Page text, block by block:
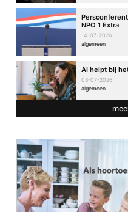
NPO 1 Extra
14-07-2026
algemeen
AI helpt bij
08-07-2026
algemeen